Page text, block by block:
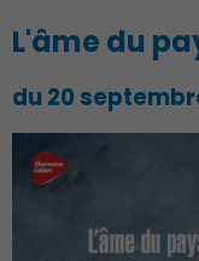
L'âme du
du 20